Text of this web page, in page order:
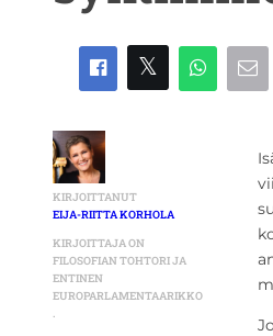
KIRJOITTANUT
EIJA-RIITTA KORHOLA
KIRJOITTAJA ON
FILOSOFIAN TOHTORI JA
ENTINEN
EUROPARLAMENTAARIKKO
.